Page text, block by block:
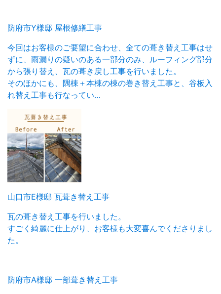
防府市Y様邸 屋根修繕工事
今回はお客様のご要望に合わせ、全ての葺き替え工事はせ
ずに、雨漏りの疑いのある一部分のみ、ルーフィング部分
から張り替え、瓦の葺き戻し工事を行いました。
そのほかにも、隅棟＋本棟の棟の巻き替え工事と、谷板入
れ替え工事も行なってい…
山口市E様邸 瓦葺き替え工事
瓦の葺き替え工事を行いました。
すごく綺麗に仕上がり、お客様も大変喜んでくださりまし
た。
防府市A様邸 一部葺き替え工事